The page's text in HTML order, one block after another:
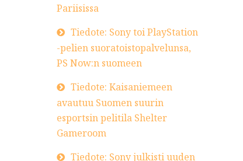
Pariisissa
Tiedote: Sony toi PlayStation
-pelien suoratoistopalvelunsa,
PS Now:n suomeen
Tiedote: Kaisaniemeen
avautuu Suomen suurin
esportsin pelitila Shelter
Gameroom
Tiedote: Sony julkisti uuden